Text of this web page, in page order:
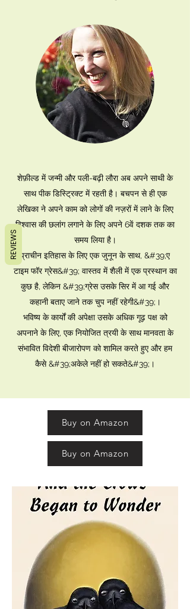
शेफ़ील्ड में जन्मी और पली-बढ़ी लौरा अब अपने साथी के
साथ पीक डिस्ट्रिक्ट में रहती है। बचपन से ही एक
लेखिका ने अपने काम को लोगों की नज़रों में लाने के लिए
विश्वास की छलांग लगाने के लिए अपने 6वें दशक तक का
समय लिया है।
प्राचीन इतिहास के लिए एक जुनून के साथ, &#39;ए
टाइम फॉर ग्रेस&#39; वास्तव में शैली में एक प्रस्थान का
कुछ है, लेकिन &#39;ग्रेस उसके सिर में आ गई और
कहानी बताए जाने तक चुप नहीं रहेगी&#39;।
भविष्य के कार्यों की अपेक्षा उसके अधिक गूढ़ पक्ष को
अपनाने के लिए, एक नियोजित त्रयी के साथ मानवता के
संभावित विदेशी बीजारोपण को शामिल करते हुए और हम
कैसे &#39;अकेले नहीं हो सकते&#39;।
Buy on Amazon
Buy on Amazon
REVIEWS